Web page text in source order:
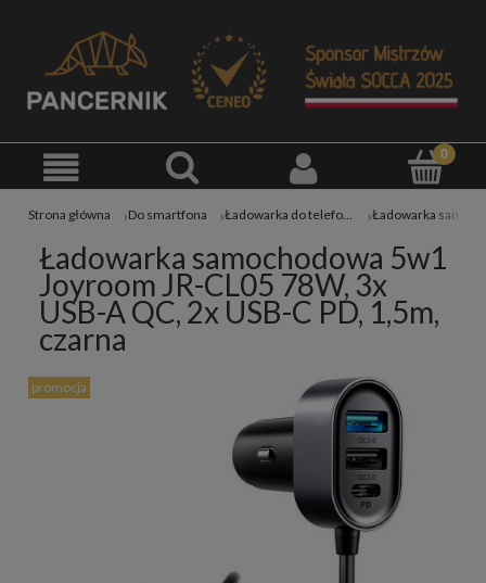
Strona główna Do smartfona Ładowarka do telefonu
Ładowarka samochodowa 5w1
Joyroom JR-CL05 78W, 3x
USB-A QC, 2x USB-C PD, 1,5m,
czarna
promocja